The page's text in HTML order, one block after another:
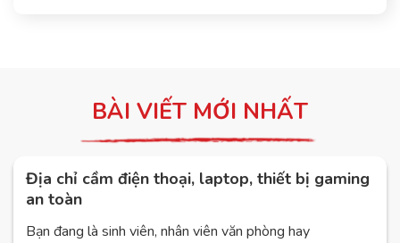
BÀI VIẾT MỚI NHẤT
Địa chỉ cầm điện thoại, laptop, thiết bị gaming
an toàn
Bạn đang là sinh viên, nhân viên văn phòng hay